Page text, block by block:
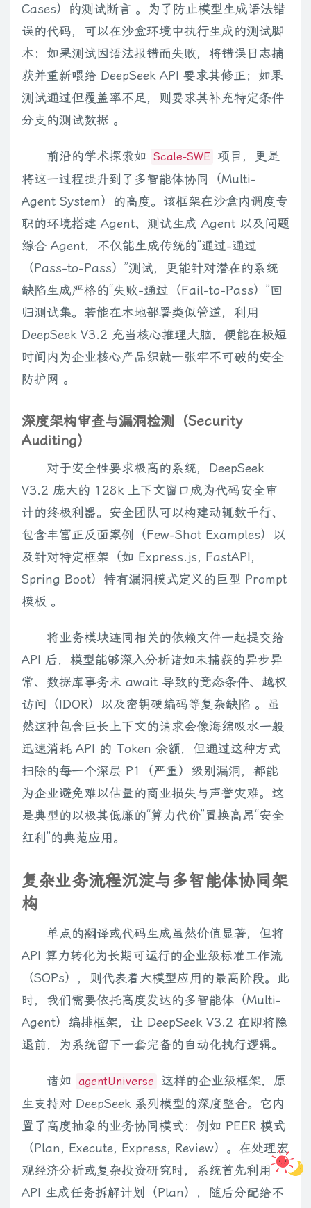
Cases）的测试断言 。为了防止模型生成语法错
误的代码，可以在沙盒环境中执行生成的测试脚
本：如果测试因语法报错而失败，将错误日志捕
获并重新喂给 DeepSeek API 要求其修正；如果
测试通过但覆盖率不足，则要求其补充特定条件
分支的测试数据 。
前沿的学术探索如 Scale-SWE 项目，更是
将这一过程提升到了多智能体协同（Multi-
Agent System）的高度。该框架在沙盒内调度专
职的环境搭建 Agent、测试生成 Agent 以及问题
综合 Agent，不仅能生成传统的“通过-通过
（Pass-to-Pass）”测试，更能针对潜在的系统
缺陷生成严格的“失败-通过（Fail-to-Pass）”回
归测试集。若能在本地部署类似管道，利用
DeepSeek V3.2 充当核心推理大脑，便能在极短
时间内为企业核心产品织就一张牢不可破的安全
防护网 。
深度架构审查与漏洞检测（Security
Auditing）
对于安全性要求极高的系统，DeepSeek
V3.2 庞大的 128k 上下文窗口成为代码安全审
计的终极利器。安全团队可以构建动辄数千行、
包含丰富正反面案例（Few-Shot Examples）以
及针对特定框架（如 Express.js, FastAPI,
Spring Boot）特有漏洞模式定义的巨型 Prompt
模板 。
将业务模块连同相关的依赖文件一起提交给
API 后，模型能够深入分析诸如未捕获的异步异
常、数据库事务未 await 导致的竞态条件、越权
访问（IDOR）以及密钥硬编码等复杂缺陷 。虽
然这种包含巨长上下文的请求会像海绵吸水一般
迅速消耗 API 的 Token 余额，但通过这种方式
扫除的每一个深层 P1（严重）级别漏洞，都能
为企业避免难以估量的商业损失与声誉灾难。这
是典型的以极其低廉的“算力代价”置换高昂“安全
红利”的典范应用。
复杂业务流程沉淀与多智能体协同架
构
单点的翻译或代码生成虽然价值显著，但将
API 算力转化为长期可运行的企业级标准工作流
（SOPs），则代表着大模型应用的最高阶段。此
时，我们需要依托高度发达的多智能体（Multi-
Agent）编排框架，让 DeepSeek V3.2 在即将隐
退前，为系统留下一套完备的自动化执行逻辑。
诸如 agentUniverse
这样的企业级框架，原
生支持对 DeepSeek 系列模型的深度整合。它内
置了高度抽象的业务协同模式：例如 PEER 模式
（Plan, Execute, Express, Review）。在处理宏
观经济分析或复杂投资研究时，系统首先利用
API 生成任务拆解计划（Plan），随后分配给不